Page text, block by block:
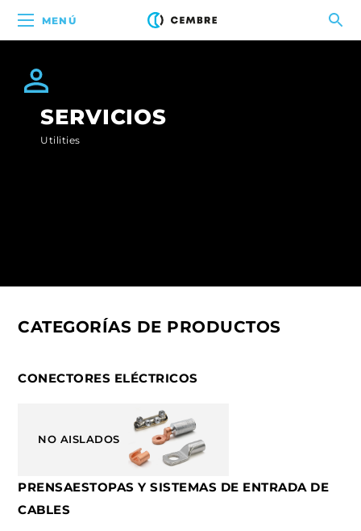
MENÚ
SERVICIOS
Utilities
CATEGORÍAS DE PRODUCTOS
CONECTORES ELÉCTRICOS
NO AISLADOS
PRENSAESTOPAS Y SISTEMAS DE ENTRADA DE
CABLES